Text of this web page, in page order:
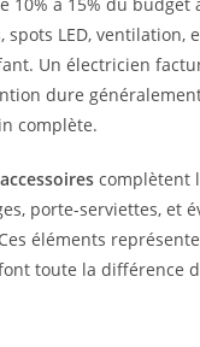
spots LED, ventilation,
Un électricien
dure
complète.
complètent
porte-serviettes, et
éléments
toute la différence